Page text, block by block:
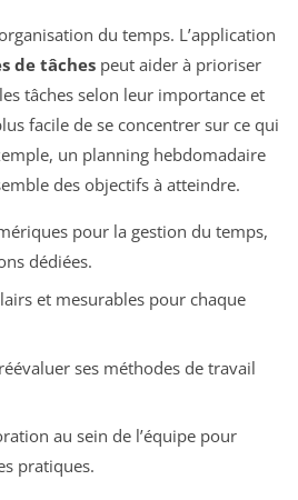
du temps. L’application
de tâches peut aider à prioriser
tâches selon leur importance et
facile de se concentrer sur ce qui
un planning hebdomadaire
des objectifs à atteindre.
pour la gestion du temps,
dédiées.
et mesurables pour chaque
ses méthodes de travail
au sein de l’équipe pour
pratiques.